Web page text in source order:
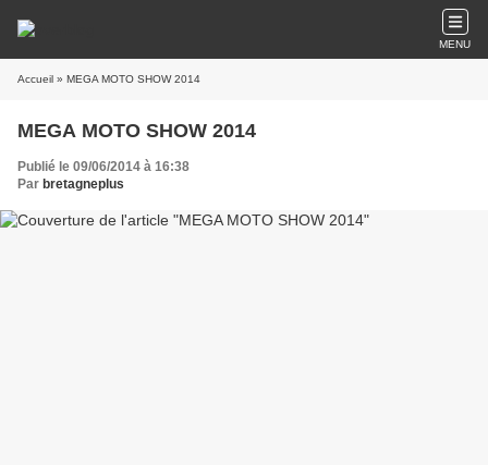
MENU
Accueil » MEGA MOTO SHOW 2014
MEGA MOTO SHOW 2014
Publié le 09/06/2014 à 16:38
Par bretagneplus